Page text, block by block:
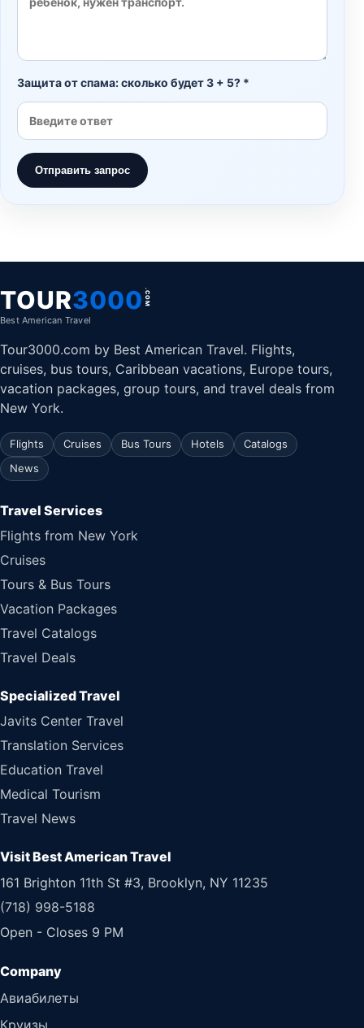
Защита от спама: сколько будет 3 + 5? *
Отправить запрос
TOUR3000 .COM
Best American Travel
Tour3000.com by Best American Travel. Flights,
cruises, bus tours, Caribbean vacations, Europe tours,
vacation packages, group tours, and travel deals from
New York.
Flights Cruises Bus Tours Hotels
Catalogs
News
Travel Services
Flights from New York
Cruises
Tours & Bus Tours
Vacation Packages
Travel Catalogs
Travel Deals
Specialized Travel
Javits Center Travel
Translation Services
Education Travel
Medical Tourism
Travel News
Visit Best American Travel
161 Brighton 11th St #3, Brooklyn, NY 11235
(718) 998-5188
Open - Closes 9 PM
Авиабилеты
Круизы